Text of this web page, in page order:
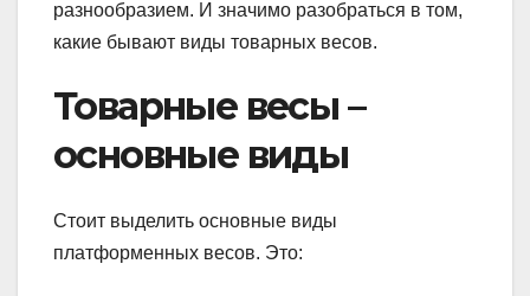
разнообразием. И значимо разобраться в том,
какие бывают виды товарных весов.
Товарные весы –
основные виды
Стоит выделить основные виды
платформенных весов. Это: